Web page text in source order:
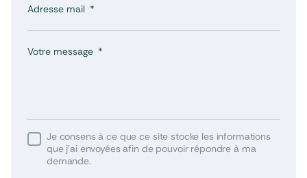
Adresse mail
Votre message
Je consens à ce que ce site stocke les informations
que j’ai envoyées afin de pouvoir répondre à ma
demande.